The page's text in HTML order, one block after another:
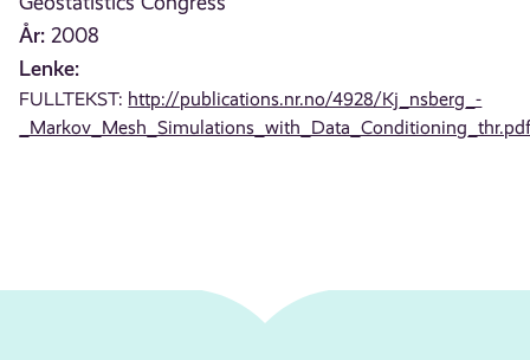
År: 2008
Lenke:
FULLTEKST: http://publications.nr.no/4928/Kj_nsberg_-